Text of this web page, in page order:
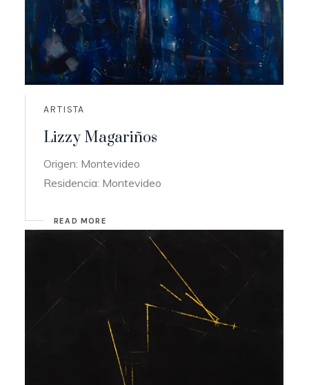
ARTISTA
Lizzy Magariños
Origen: Montevideo
Residencia: Montevideo
READ MORE